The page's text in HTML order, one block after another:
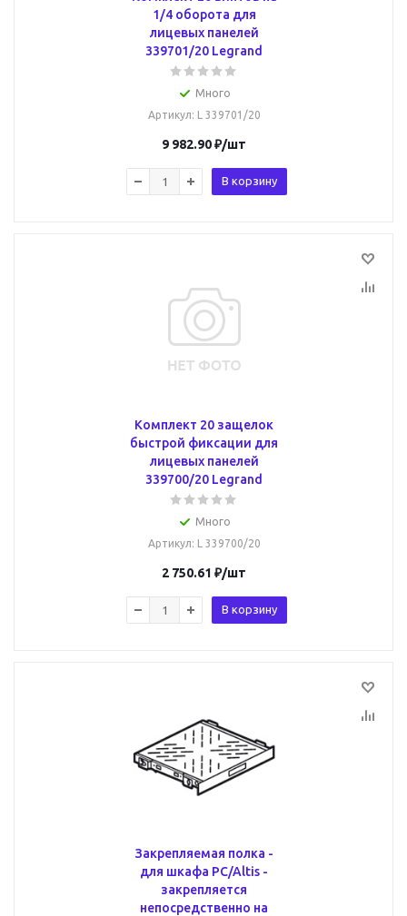
1/4 оборота для
лицевых панелей
339701/20 Legrand
Много
Артикул: L 339701/20
9 982.90₽/шт
В корзину
Комплект 20 защелок
быстрой фиксации для
лицевых панелей
339700/20 Legrand
Много
Артикул: L 339700/20
2 750.61 ₽/шт
В корзину
Закрепляемая полка -
для шкафа PC/Altis -
закрепляется
непосредственно на